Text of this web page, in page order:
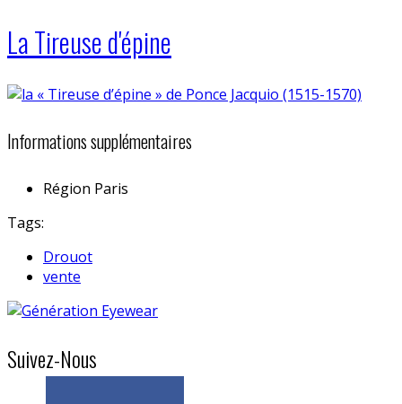
La Tireuse d'épine
Informations supplémentaires
Région Paris
Tags:
Drouot
vente
Suivez-Nous